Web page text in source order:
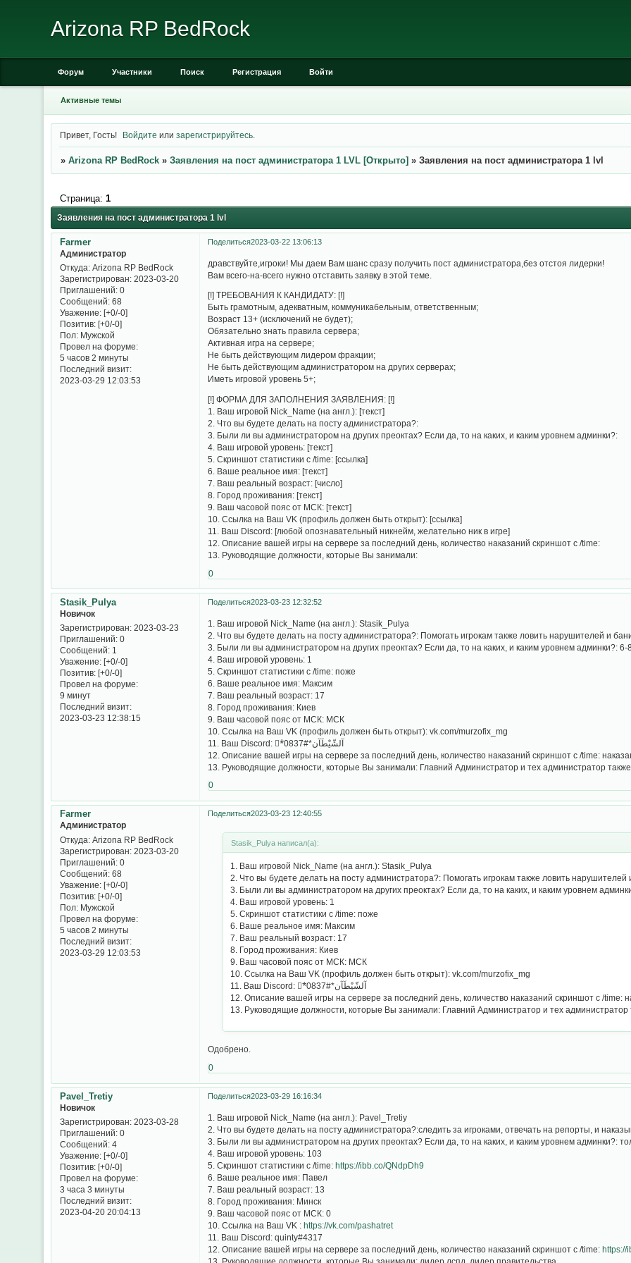
Arizona RP BedRock
Форум Участники Поиск Регистрация Войти
Активные темы
Привет, Гость! Войдите илизарегистрируйтесь
» Arizona RP BedRock » Заявления на пост администратора 1 LVL [Открыто] » Заявления на пост администратора 1 lvl
Заявления на пост администратора 1 lvl
Страница: 1
Поделиться2023-03-22 13:06:13
Farmer
Администратор
Откуда:Arizona RP BedRock
Зарегистрирован: 2023-03-20
Приглашений:0
Сообщений:68
Уважение: [+0/-0]
Позитив: [+0/-0]
Пол:Мужской
Провел на форуме:
5 часов 2 минуты
Последний визит:
2023-03-29 12:03:53
дравствуйте,игроки! Мы даем Вам шанс сразу получить пост администратора,без отстоя лидерки!
Вам всего-на-всего нужно отставить заявку в этой теме.
[!] ТРЕБОВАНИЯ К КАНДИДАТУ: [!]
Быть грамотным, адекватным, коммуникабельным, ответственным;
Возраст 13+ (исключений не будет);
Обязательно знать правила сервера;
Активная игра на сервере;
Не быть действующим лидером фракции;
Не быть действующим администратором на других серверах;
Иметь игровой уровень 5+;
[!] ФОРМА ДЛЯ ЗАПОЛНЕНИЯ ЗАЯВЛЕНИЯ: [!]
1. Ваш игровой Nick_Name (на англ.): [текст]
2. Что вы будете делать на посту администратора?:
3. Были ли вы администратором на других преоктах? Если да, то на каких, и каким уровнем админки?:
4. Ваш игровой уровень: [текст]
5. Скриншот статистики с /time: [ссылка]
6. Ваше реальное имя: [текст]
7. Ваш реальный возраст: [число]
8. Город проживания: [текст]
9. Ваш часовой пояс от МСК: [текст]
10. Ссылка на Ваш VK (профиль должен быть открыт): [ссылка]
11. Ваш Discord: [любой опознавательный никнейм, желательно ник в игре]
12. Описание вашей игры на сервере за последний день, количество наказаний скриншот с /time:
13. Руководящие должности, которые Вы занимали:
0
Поделиться2023-03-23 12:32:52
Stasik_Pulya
Новичок
Зарегистрирован: 2023-03-23
Приглашений:0
Сообщений:1
Уважение: [+0/-0]
Позитив: [+0/-0]
Провел на форуме:
9 минут
Последний визит:
2023-03-23 12:38:15
1. Ваш игровой Nick_Name (на англ.): Stasik_Pulya
2. Что вы будете делать на посту администратора?: Помогать игрокам также ловить нарушителей и
3. Были ли вы администратором на других преоктах? Если да, то на каких, и каким уровнем админки?: 6-
4. Ваш игровой уровень: 1
5. Скриншот статистики с /time: поже
6. Ваше реальное имя: Максим
7. Ваш реальный возраст: 17
8. Город проживания: Киев
9. Ваш часовой пояс от МСК: МСК
10. Ссылка на Ваш VK (профиль должен быть открыт): vk.com/murzofix_mg
11. Ваш Discord: *ُآلشّيْطَآن*#0837
12. Описание вашей игры на сервере за последний день, количество наказаний скриншот с /time:
13. Руководящие должности, которые Вы занимали: Главний Администратор и тех администратор
0
Поделиться2023-03-23 12:40:55
Farmer
Администратор
Откуда:Arizona RP BedRock
Зарегистрирован: 2023-03-20
Приглашений:0
Сообщений:68
Уважение: [+0/-0]
Позитив: [+0/-0]
Пол:Мужской
Провел на форуме:
5 часов 2 минуты
Последний визит:
2023-03-29 12:03:53
Stasik_Pulya написал(а):
1. Ваш игровой Nick_Name (на англ.): Stasik_Pulya
2. Что вы будете делать на посту администратора?: Помогать игрокам также ловить нарушителей
3. Были ли вы администратором на других преоктах? Если да, то на каких, и каким уровнем
4. Ваш игровой уровень: 1
5. Скриншот статистики с /time: поже
6. Ваше реальное имя: Максим
7. Ваш реальный возраст: 17
8. Город проживания: Киев
9. Ваш часовой пояс от МСК: МСК
10. Ссылка на Ваш VK (профиль должен быть открыт): vk.com/murzofix_mg
11. Ваш Discord: *ُآلشّيْطَآن*#0837
12. Описание вашей игры на сервере за последний день, количество наказаний скриншот с /time:
13. Руководящие должности, которые Вы занимали: Главний Администратор и тех администратор
Одобрено.
0
Поделиться2023-03-29 16:16:34
Pavel_Tretiy
Новичок
Зарегистрирован: 2023-03-28
Приглашений:0
Сообщений:4
Уважение: [+0/-0]
Позитив: [+0/-0]
Провел на форуме:
3 часа 3 минуты
Последний визит:
2023-04-20 20:04:13
1. Ваш игровой Nick_Name (на англ.): Pavel_Tretiy
2. Что вы будете делать на посту администратора?:следить за игроками, отвечать на репорты, и
3. Были ли вы администратором на других преоктах? Если да, то на каких, и каким уровнем админки?:
4. Ваш игровой уровень: 103
5. Скриншот статистики с /time:https://ibb.co/QNdpDh9
6. Ваше реальное имя: Павел
7. Ваш реальный возраст: 13
8. Город проживания: Минск
9. Ваш часовой пояс от МСК: 0
10. Ссылка на Ваш VK :https://vk.com/pashatret
11. Ваш Discord: quinty#4317
12. Описание вашей игры на сервере за последний день, количество наказаний скриншот с /time:https://
13. Руководящие должности, которые Вы занимали: лидер лспд, лидер правительства